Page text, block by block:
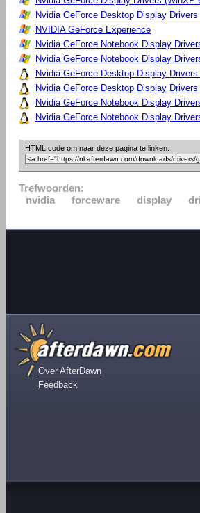
Nvidia GeForce Desktop Display
NVIDIA GeForce Experience
Nvidia GeForce Notebook Display
Nvidia GeForce Notebook Display
Nvidia GeForce Desktop Display
Nvidia GeForce Desktop Display
Nvidia GeForce Notebook Display
Nvidia GeForce Notebook Display
HTML code om naar deze pagina te linken:
Trefwoorden:
nvidia
forceware display
Over AfterDawn
Feedback